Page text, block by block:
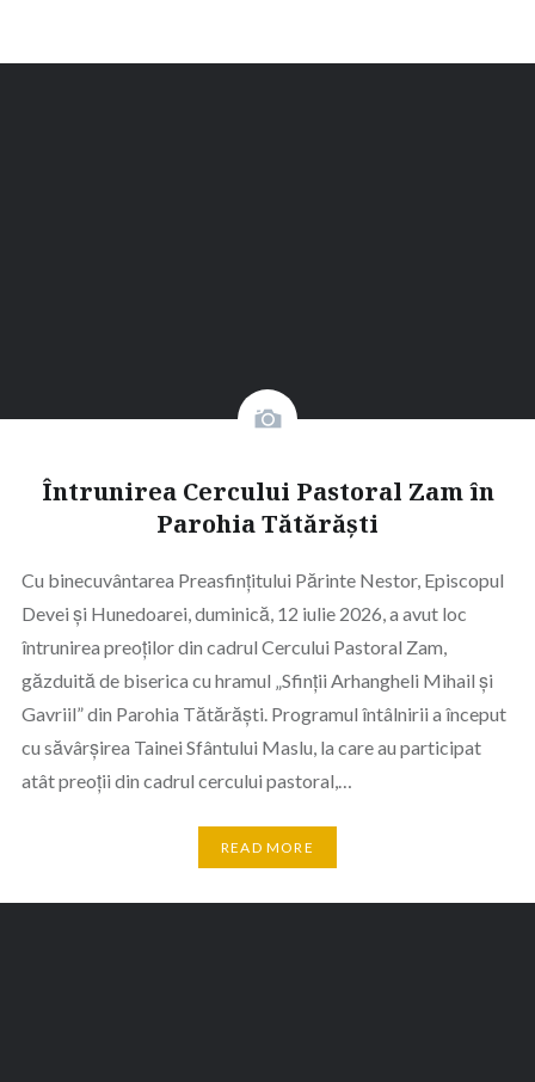
Întrunirea Cercului Pastoral Zam în
Parohia Tătărăști
Cu binecuvântarea Preasfințitului Părinte Nestor, Episcopul
Devei și Hunedoarei, duminică, 12 iulie 2026, a avut loc
întrunirea preoților din cadrul Cercului Pastoral Zam,
găzduită de biserica cu hramul „Sfinții Arhangheli Mihail și
Gavriil” din Parohia Tătărăști. Programul întâlnirii a început
cu săvârșirea Tainei Sfântului Maslu, la care au participat
atât preoții din cadrul cercului pastoral,…
READ MORE